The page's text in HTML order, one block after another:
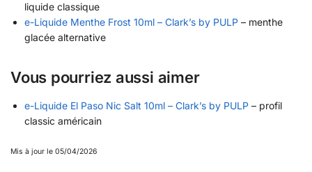
liquide classique
e-Liquide Menthe Frost 10ml – Clark’s by PULP – menthe
glacée alternative
Vous pourriez aussi aimer
e-Liquide El Paso Nic Salt 10ml – Clark’s by PULP – profil
classic américain
Mis à jour le 05/04/2026